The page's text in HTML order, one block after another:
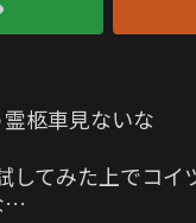
柩車見ないな
してみた上でコイ
…